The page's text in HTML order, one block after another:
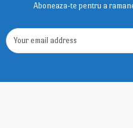
Aboneaza-te pentru a